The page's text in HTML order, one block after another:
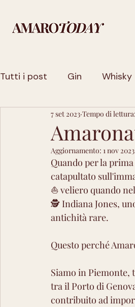
Tutti i post Gin Whisky
Basilicata
Trentino-Alto Adige
Sardegna Toscana
Aromatico medio
7 set 2023 Tempo di
Aggiornamento: 1 nov 2023
Quando per la
catapultato
⛵ veliero quando
🕵️ Indiana Jones,
antichità rare.
Questo perché
Siamo in Piemonte,
tra il Porto di
contribuito ad